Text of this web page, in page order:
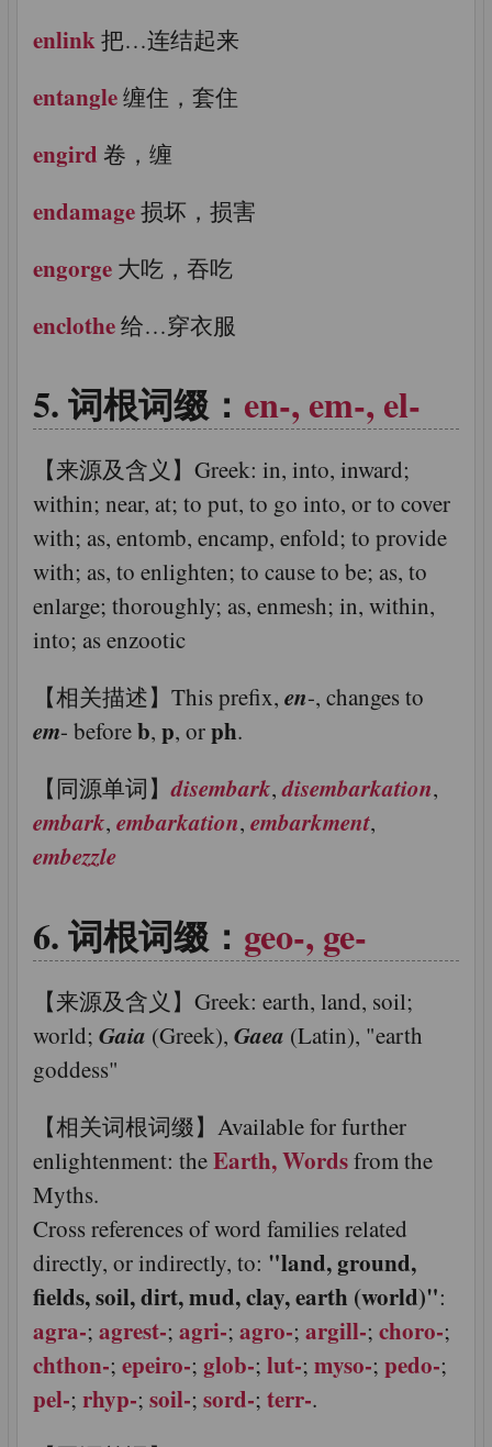
enlink把…连结起来
entangle缠住，套住
engird 卷，缠
endamage损坏，损害
engorge 大吃，吞吃
enclothe给…穿衣服
词根词缀： en-, em-, el-
【来源及含义】Greek: in, into, inward;
within; near, at; to put, to go into, or to cover
with; as, entomb, encamp, enfold; to provide
with; as, to enlighten; to cause to be; as, to
enlarge; thoroughly; as, enmesh; in, within,
into; as enzootic
【相关描述】This prefix, en-, changes to
em- beforeb, p, orph.
【同源单词】disembark,disembarkation,
embark, embarkation, embarkment,
embezzle
词根词缀： geo-, ge-
【来源及含义】Greek: earth, land, soil;
world; Gaia (Greek), Gaea (Latin), "earth
goddess"
【相关词根词缀】Available for further
enlightenment: theEarth, Wordsfrom the
Myths.
Cross references of word families related
directly, or indirectly, to: "land, ground,
fields, soil, dirt, mud, clay, earth (world)":
agra-; agrest-; agri-; agro-; argill-; choro-;
chthon-; epeiro-; glob-; lut-; myso-; pedo-;
pel-; rhyp-; soil-; sord-; terr-.